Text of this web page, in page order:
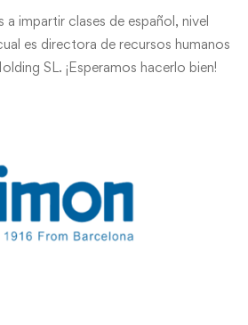
impartir clases de español, nivel
es directora de recursos humanos
SL. ¡Esperamos hacerlo bien!